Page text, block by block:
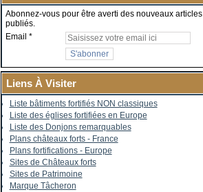
Abonnez-vous pour être averti des nouveaux articles
publiés.
Email
Liens À Visiter
Liste bâtiments fortifiés NON classiques
Liste des églises fortifiées en Europe
Liste des Donjons remarquables
Plans châteaux forts - France
Plans fortifications - Europe
Sites de Châteaux forts
Sites de Patrimoine
Marque Tâcheron